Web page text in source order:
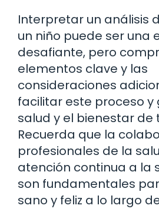
Interpretar un análisis
un niño puede ser una
desafiante, pero
elementos clave y las
consideraciones
facilitar este proceso y
salud y el bienestar de
Recuerda que la
profesionales de la
atención continua a la
son fundamentales
sano y feliz a lo largo